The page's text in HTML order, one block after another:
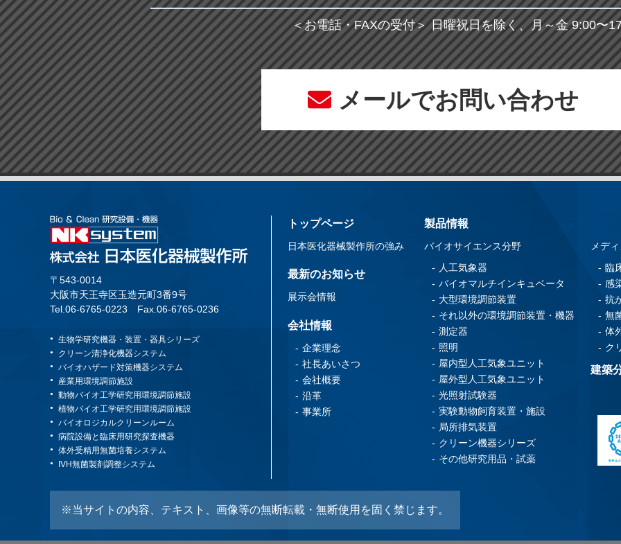
＜お電話・FAXの受付＞ 日曜祝日を除く、月～金 9:00〜
メールでお問い合わせ
〒543-0014
大阪市天王寺区玉造元町3番9号
Tel.06-6765-0223
Fax.06-6765-0236
生物学研究機器・装置・器具シリーズ
クリーン清浄化機器システム
バイオハザード対策機器システム
産業用環境調節施設
動物バイオ工学研究用環境調節施設
植物バイオ工学研究用環境調節施設
バイオロジカルクリーンルーム
病院設備と臨床用研究探査機器
体外受精用無菌培養システム
IVH無菌製剤調整システム
トップページ
日本医化器械製作所の強み
最新のお知らせ
展示会情報
会社情報
企業理念
社長あいさつ
会社概要
沿革
事業所
製品情報
バイオサイエンス分野
人工気象器
バイオマルチインキュベータ
大型環境調節装置
それ以外の環境調節装置・機器
測定器
照明
屋内型人工気象ユニット
屋外型人工気象ユニット
光照射試験器
実験動物飼育装置・施設
局所排気装置
クリーン機器シリーズ
その他研究用品・試薬
メデ
臨
感
抗
無
体
ク
建築
※当サイトの内容、テキスト、画像等の無断転載・無断使用を固く禁じます。